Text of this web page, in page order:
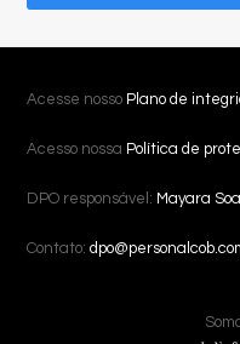
Acesse nosso Plano de
Acesso nossa Política de
DPO responsável: Mayara
Contato: